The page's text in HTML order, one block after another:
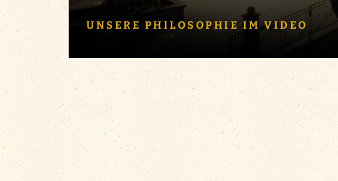
UNSERE PHILOSOPHIE IM VIDEO